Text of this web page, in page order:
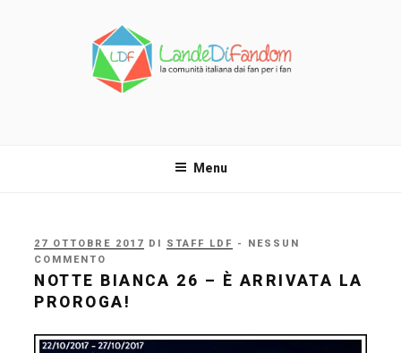
Menu
PUBBLICATO
IL
27 OTTOBRE 2017 DI STAFF LDF
- NESSUN
COMMENTO
NOTTE BIANCA 26 – È ARRIVATA LA
PROROGA!